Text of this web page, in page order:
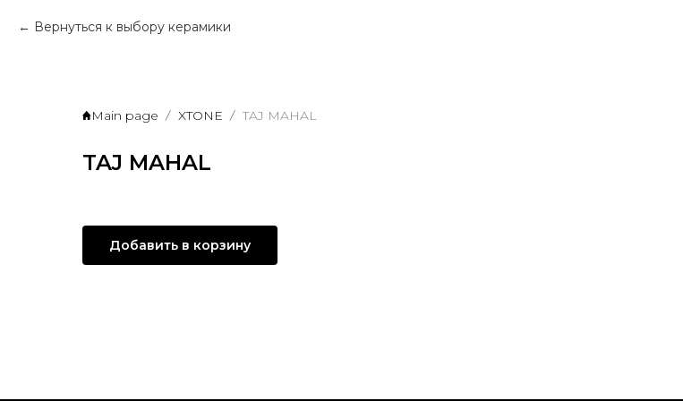
Вернуться к выбору керамики
Main page XTONE TAJ MAHAL
TAJ MAHAL
Добавить в корзину